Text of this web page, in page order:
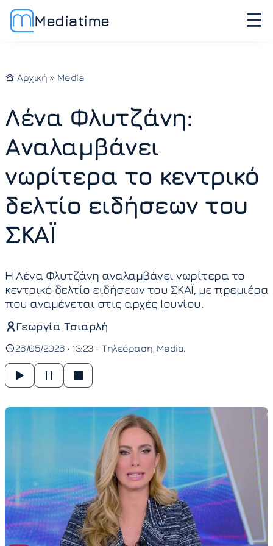
Mediatime
Αρχική » Media
Λένα Φλυτζάνη:
Αναλαμβάνει
νωρίτερα το κεντρικό
δελτίο ειδήσεων του
ΣΚΑΪ
Η Λένα Φλυτζάνη αναλαμβάνει νωρίτερα το
κεντρικό δελτίο ειδήσεων του ΣΚΑΪ, με πρεμιέρα
που αναμένεται στις αρχές Ιουνίου.
Γεωργία Τσιαρλή
26/05/2026 • 13:23 - Τηλεόραση Media